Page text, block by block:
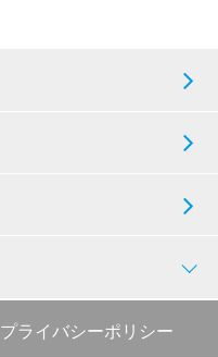
プライバシーポリシー